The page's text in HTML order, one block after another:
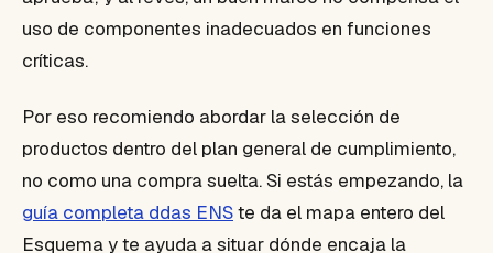
uso de componentes inadecuados en funciones
críticas.
Por eso recomiendo abordar la selección de
productos dentro del plan general de cumplimiento,
no como una compra suelta. Si estás empezando, la
guía completa ddas ENSte da el mapa entero del
Esquema y te ayuda a situar dónde encaja la